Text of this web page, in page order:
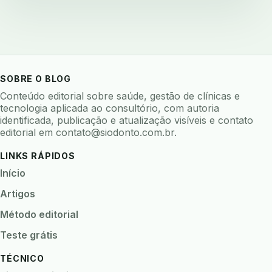
biofeedback biofilme biofilme dental
biofilme linhas agua bioimpedancia
biosseguranca clinica
biossensores
blockchain
bpm
SOBRE O BLOG
Conteúdo editorial sobre saúde, gestão de clínicas e
tecnologia aplicada ao consultório, com autoria
identificada, publicação e atualização visíveis e contato
editorial em contato@siodonto.com.br.
LINKS RÁPIDOS
Início
Artigos
Método editorial
Teste grátis
TÉCNICO